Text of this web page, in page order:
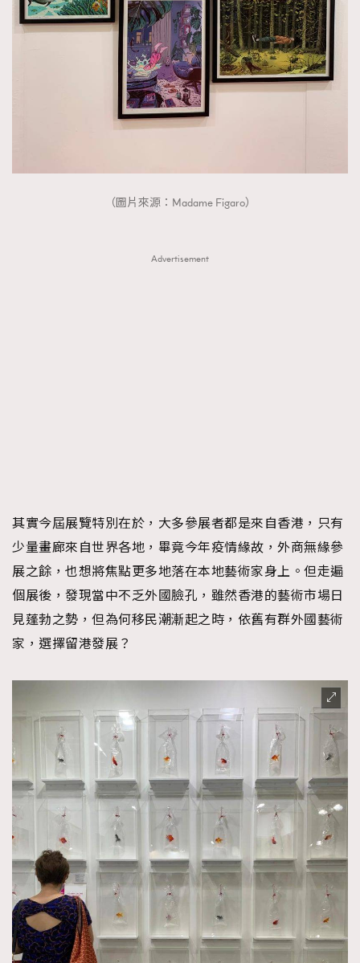
（圖片來源：Madame Figaro）
Advertisement
其實今屆展覽特別在於，大多參展者都是來自香港，只有
少量畫廊來自世界各地，畢竟今年疫情緣故，外商無緣參
展之餘，也想將焦點更多地落在本地藝術家身上。但走遍
個展後，發現當中不乏外國臉孔，雖然香港的藝術市場日
見蓬勃之勢，但為何移民潮漸起之時，依舊有群外國藝術
家，選擇留港發展？